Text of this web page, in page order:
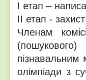
І етап –
ІІ етап -
Членам
(пошукового)
пізнавальним
олімпіади з